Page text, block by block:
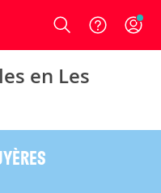
Login
en Les